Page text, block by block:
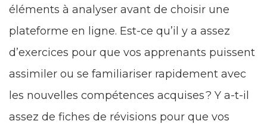
éléments à analyser avant de choisir une
plateforme en ligne. Est-ce qu’il y a assez
d’exercices pour que vos apprenants puissent
assimiler ou se familiariser rapidement avec
les nouvelles compétences acquises ? Y a-t-il
assez de fiches de révisions pour que vos